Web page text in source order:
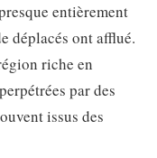
entièrement
déplacés ont afflué.
riche en
par des
issus des